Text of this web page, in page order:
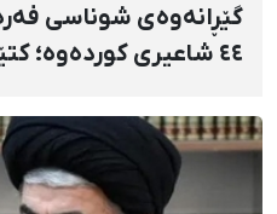
گێڕانەوەی شوناسی
٤٤ شاعیری کوردەوە؛